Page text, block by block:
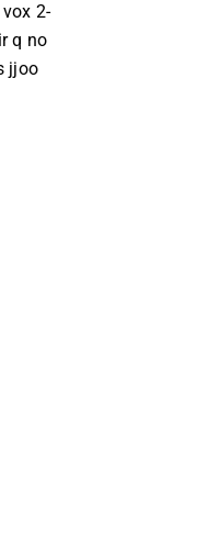
2-
q no
jjoo